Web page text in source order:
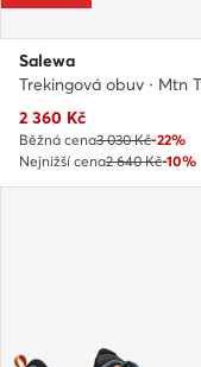
Salewa
Aktuální cena
2 360 Kč
Běžná cena3 030 Kč-22%
Nejnižší cena2 640 Kč-10%